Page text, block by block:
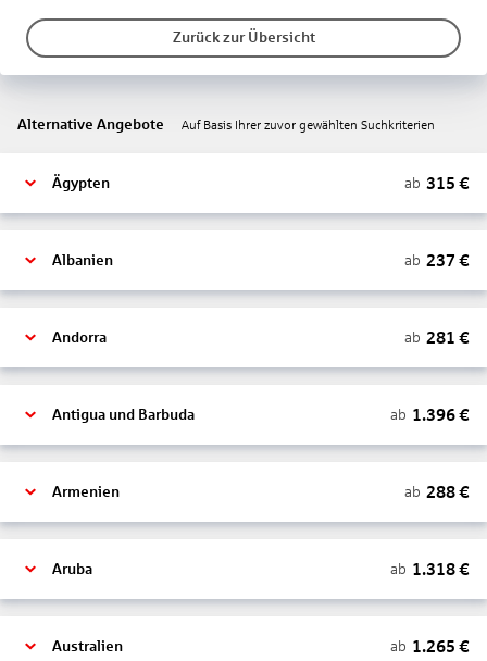
Zurück zur Übersicht
Alternative Angebote Auf Basis Ihrer zuvor gewählten Suchkriterien
Ägypten ab 315 €
Albanien ab 237 €
Andorra ab 281 €
Antigua und Barbuda ab 1.396€
Armenien ab 288€
Aruba ab 1.318€
Australien ab 1.265 €